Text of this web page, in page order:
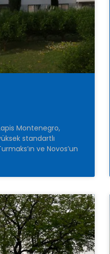
Montenegro,
standartlı
ve Novos’un